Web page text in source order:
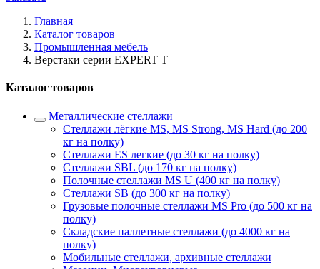
Главная
Каталог товаров
Промышленная мебель
Верстаки серии EXPERT T
Каталог товаров
Металлические стеллажи
Стеллажи лёгкие MS, MS Strong, MS Hard (до 200
кг на полку)
Стеллажи ES легкие (до 30 кг на полку)
Стеллажи SBL (до 170 кг на полку)
Полочные стеллажи MS U (400 кг на полку)
Стеллажи SB (до 300 кг на полку)
Грузовые полочные стеллажи MS Pro (до 500 кг на
полку)
Складские паллетные стеллажи (до 4000 кг на
полку)
Мобильные стеллажи, архивные стеллажи